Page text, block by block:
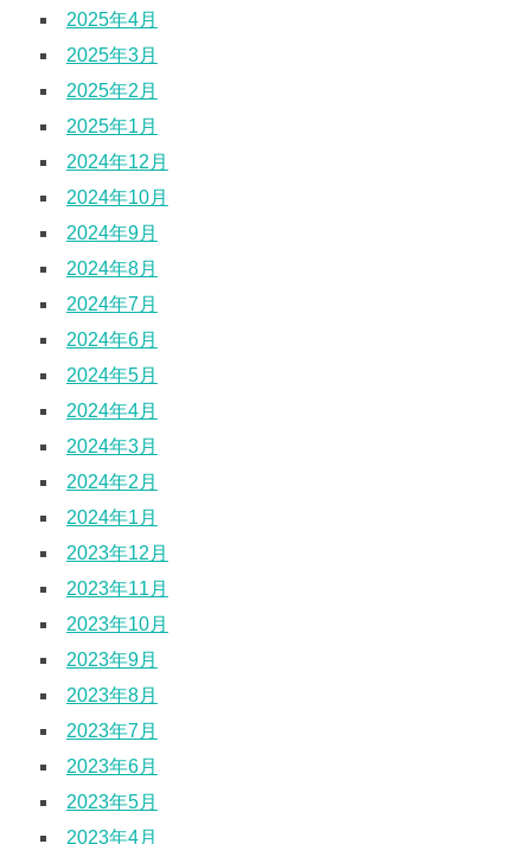
2025年4月
2025年3月
2025年2月
2025年1月
2024年12月
2024年10月
2024年9月
2024年8月
2024年7月
2024年6月
2024年5月
2024年4月
2024年3月
2024年2月
2024年1月
2023年12月
2023年11月
2023年10月
2023年9月
2023年8月
2023年7月
2023年6月
2023年5月
2023年4月